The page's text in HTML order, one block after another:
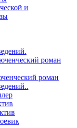
и
роман
роман